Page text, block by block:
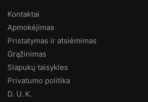
Kontaktai
Apmokėjimas
Pristatymas ir atsiėmimas
Grąžinimas
Slapukų taisykles
Privatumo politika
D. U. K.